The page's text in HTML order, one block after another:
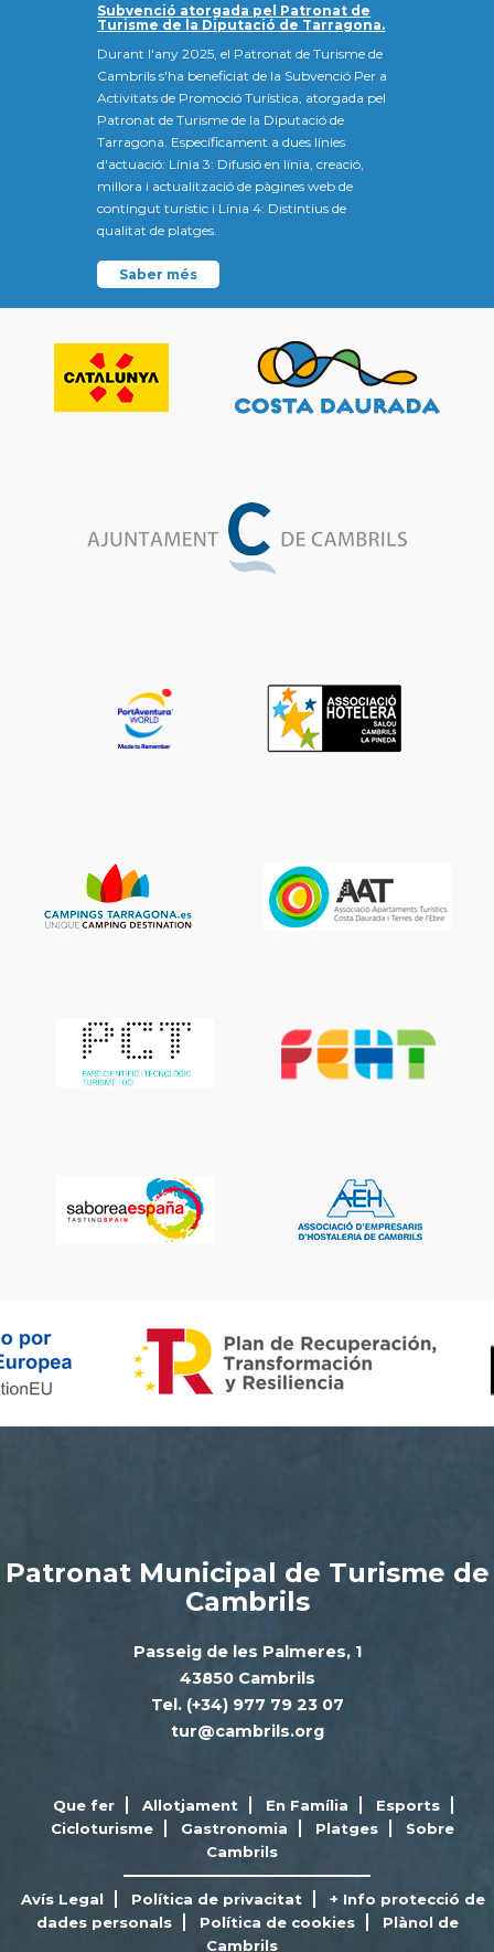
Subvenció atorgada pel Patronat de
Turisme de la Diputació de Tarragona.
Durant l'any 2025, el Patronat de Turisme de
Cambrils s'ha beneficiat de la Subvenció Per a
Activitats de Promoció Turística, atorgada pel
Patronat de Turisme de la Diputació de
Tarragona. Específicament a dues línies
d'actuació: Línia 3: Difusió en línia, creació,
millora i actualització de pàgines web de
contingut turístic i Línia 4: Distintius de
qualitat de platges.
Saber més
Patronat Municipal de Turisme de
Cambrils
Passeig de les Palmeres, 1
43850 Cambrils
Tel. (+34) 977 79 23 07
tur@cambrils.org
Que fer Allotjament En Família
Esports
Cicloturisme
Gastronomia Platges
Sobre
Cambrils
Avís Legal Política de privacitat
+ Info protecció de
dades personals
Política de cookies
Plànol de
Cambrils